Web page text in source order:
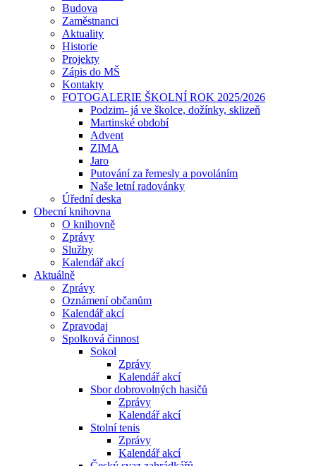
Budova
Zaměstnanci
Aktuality
Historie
Projekty
Zápis do MŠ
Kontakty
FOTOGALERIE ŠKOLNÍ ROK 2025/2026
Podzim- já ve školce, dožínky, sklizeň
Martinské období
Advent
ZIMA
Jaro
Putování za řemesly a povoláním
Naše letní radovánky
Úřední deska
Obecní knihovna
O knihovně
Zprávy
Služby
Kalendář akcí
Aktuálně
Zprávy
Oznámení občanům
Kalendář akcí
Zpravodaj
Spolková činnost
Sokol
Zprávy
Kalendář akcí
Sbor dobrovolných hasičů
Zprávy
Kalendář akcí
Stolní tenis
Zprávy
Kalendář akcí